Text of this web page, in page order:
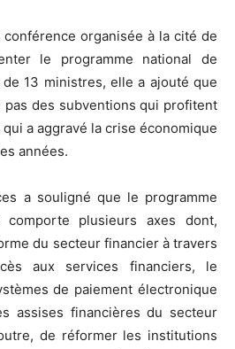
conférence organisée à la cité de
le programme national de
13 ministres, elle a ajouté que
des subventions qui profitent
a aggravé la crise économique
années.
a souligné que le programme
plusieurs axes dont,
du secteur financier à travers
aux services financiers, le
de paiement électronique
assises financières du secteur
de réformer les institutions